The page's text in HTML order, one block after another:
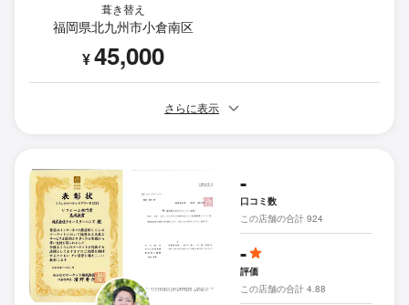
葺き替え
福岡県北九州市小倉南区
¥45,000
さらに表示
-
口コミ数
この店舗の合計 924
-
評価
この店舗の合計 4.88